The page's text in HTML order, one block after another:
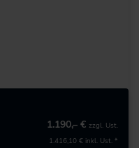
1.190,– € zzgl. Ust.
1.416,10 € inkl. Ust. *